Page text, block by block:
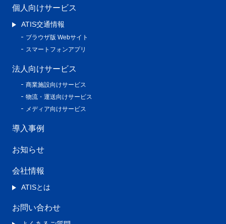
個人向けサービス
ATIS交通情報
ブラウザ版 Webサイト
スマートフォンアプリ
法人向けサービス
商業施設向けサービス
物流・運送向けサービス
メディア向けサービス
導入事例
お知らせ
会社情報
ATISとは
お問い合わせ